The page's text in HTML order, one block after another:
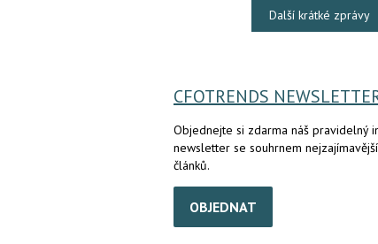
Další krátké zprávy
CFOTRENDS
Objednejte si zdarma náš pravidelný
newsletter se souhrnem
článků.
OBJEDNAT